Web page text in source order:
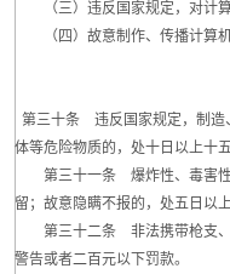
（三）违反国家规定，对计算
（四）故意制作、传播计算机
第三十条 违反国家规定，制造
体等危险物质的，处十日以上十
第三十一条 爆炸性、毒害性
留；故意隐瞒不报的，处五日以
第三十二条 非法携带枪支、
警告或者二百元以下罚款。